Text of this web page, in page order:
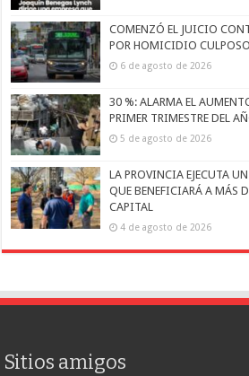
COMENZÓ EL JUICIO
POR HOMICIDIO
6 de agosto de 2026
30 %: ALARMA EL
PRIMER TRIMESTRE DEL
5 de agosto de 2026
LA PROVINCIA EJECUTA
QUE BENEFICIARÁ A MÁS
CAPITAL
4 de agosto de 2026
Sitios amigos